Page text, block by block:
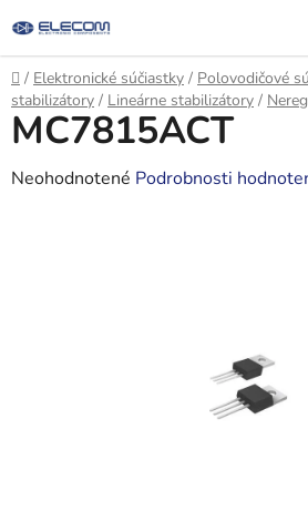
na
obsah
Domov
/ Elektronické súčiastky / Polovodičové
stabilizátory / Lineárne stabilizátory /
MC7815ACT
Priemerné
Neohodnotené Podrobnosti